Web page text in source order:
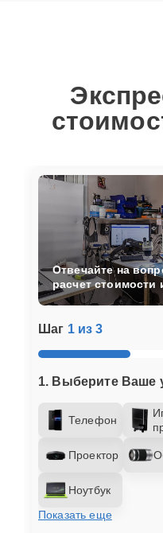
Шаг 1 из 3
1. Выберите Ваше
Телефон
Проектор
Ноутбук
Показать еще
Отвечайте на
расчет стоимости